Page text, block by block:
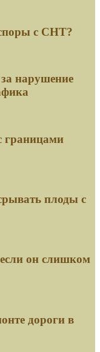
нарушение
плоды с
он слишком
дороги в
за вывоз